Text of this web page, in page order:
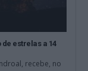
estrelas a 14
recebe, no